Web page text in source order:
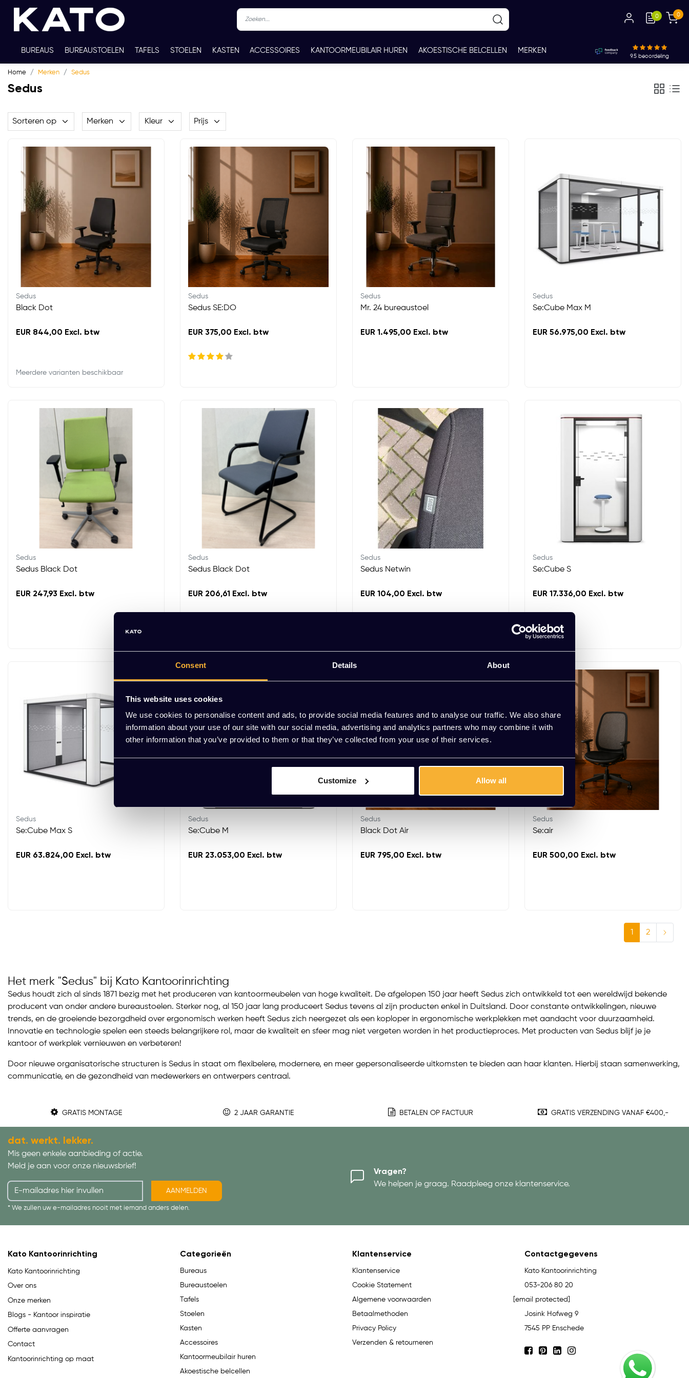
Consent Details About
This website uses cookies
We use cookies to personalise content and ads, to provide social media features and to analyse our traffic. We also share
information about your use of our site with our social media, advertising and analytics partners who may combine it with
other information that you’ve provided to them or that they’ve collected from your use of their services.
Customize Allow all
0 0
BUREAUS BUREAUSTOELEN TAFELS STOELEN KASTEN ACCESSOIRES KANTOORMEUBILAIR HUREN AKOESTISCHE BELCELLEN MERKEN
TWEEDEHANDS THUISWERKPLEKKEN
9.5 beoordeling
Home Merken Sedus
Sedus
Sorteren op Merken Kleur Prijs
Sedus
Black Dot
EUR 844,00 Excl. btw
Meerdere varianten beschikbaar
Sedus
Sedus SE:DO
EUR 375,00 Excl. btw
Sedus
Mr. 24 bureaustoel
EUR 1.495,00 Excl. btw
Sedus
Se:Cube Max M
EUR 56.975,00 Excl. btw
Sedus
Sedus Black Dot
EUR 247,93 Excl. btw
Sedus
Sedus Black Dot
EUR 206,61 Excl. btw
Sedus
Sedus Netwin
EUR 104,00 Excl. btw
Sedus
Se:Cube S
EUR 17.336,00 Excl. btw
Sedus
Se:Cube Max S
EUR 63.824,00 Excl. btw
Sedus
Se:Cube M
EUR 23.053,00 Excl. btw
Sedus
Black Dot Air
EUR 795,00 Excl. btw
Sedus
Se:air
EUR 500,00 Excl. btw
1 2
Het merk "Sedus" bij Kato Kantoorinrichting
Sedus houdt zich al sinds 1871 bezig met het produceren van kantoormeubelen van hoge kwaliteit. De afgelopen 150 jaar heeft Sedus zich ontwikkeld tot een wereldwijd bekende
producent van onder andere bureaustoelen. Sterker nog, al 150 jaar lang produceert Sedus tevens al zijn producten enkel in Duitsland. Door constante ontwikkelingen, nieuwe
trends, en de groeiende bezorgdheid over ergonomisch werken heeft Sedus zich neergezet als een koploper in ergonomische werkplekken met aandacht voor duurzaamheid.
Innovatie en technologie spelen een steeds belangrijkere rol, maar de kwaliteit en sfeer mag niet vergeten worden in het productieproces. Met producten van Sedus blijf je je
kantoor of werkplek vernieuwen en verbeteren!
Door nieuwe organisatorische structuren is Sedus in staat om flexibelere, modernere, en meer gepersonaliseerde uitkomsten te bieden aan haar klanten. Hierbij staan samenwerking,
communicatie, en de gezondheid van medewerkers en ontwerpers centraal.
GRATIS MONTAGE 2 JAAR GARANTIE BETALEN OP FACTUUR GRATIS VERZENDING VANAF €400,-
dat. werkt. lekker.
Mis geen enkele aanbieding of actie.
Meld je aan voor onze nieuwsbrief!
AANMELDEN
* We zullen uw e-mailadres nooit met iemand anders delen.
Vragen?
We helpen je graag. Raadpleeg onze klantenservice.
Kato Kantoorinrichting
Kato Kantoorinrichting
Over ons
Onze merken
Blogs - Kantoor inspiratie
Offerte aanvragen
Contact
Kantoorinrichting op maat
Categorieën
Bureaus
Bureaustoelen
Tafels
Stoelen
Kasten
Accessoires
Kantoormeubilair huren
Akoestische belcellen
Klantenservice
Klantenservice
Cookie Statement
Algemene voorwaarden
Betaalmethoden
Privacy Policy
Verzenden & retourneren
Contactgegevens
Kato Kantoorinrichting
053-206 80 20
[email protected]
Josink Hofweg 9
7545 PP Enschede